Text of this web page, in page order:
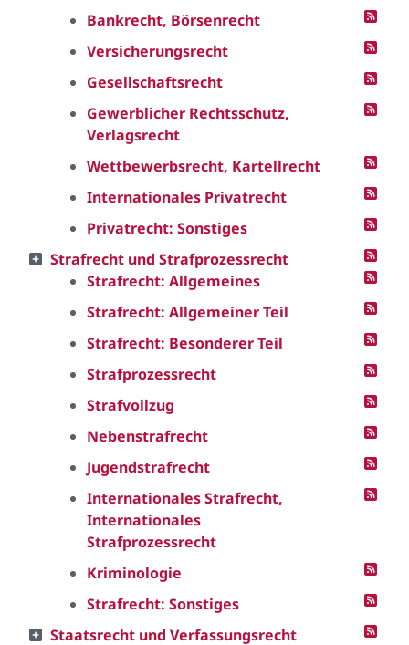
Bankrecht, Börsenrecht
Versicherungsrecht
Gesellschaftsrecht
Gewerblicher Rechtsschutz,
Verlagsrecht
Wettbewerbsrecht, Kartellrecht
Internationales Privatrecht
Privatrecht: Sonstiges
Strafrecht und Strafprozessrecht
Strafrecht: Allgemeines
Strafrecht: Allgemeiner Teil
Strafrecht: Besonderer Teil
Strafprozessrecht
Strafvollzug
Nebenstrafrecht
Jugendstrafrecht
Internationales Strafrecht,
Internationales
Strafprozessrecht
Kriminologie
Strafrecht: Sonstiges
Staatsrecht und Verfassungsrecht